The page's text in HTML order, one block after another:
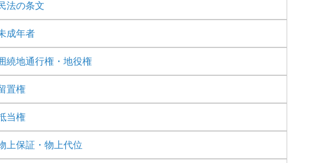
法の条文
成年者
繞地通行権・地役権
置権
当権
上保証・物上代位